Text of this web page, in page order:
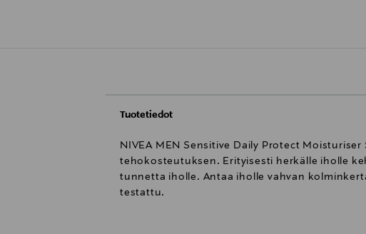
Tuotetiedot
NIVEA MEN Sensitive Daily Protect
tehokosteutuksen. Erityisesti herkälle iholle
tunnetta iholle. Antaa iholle vahvan
testattu.